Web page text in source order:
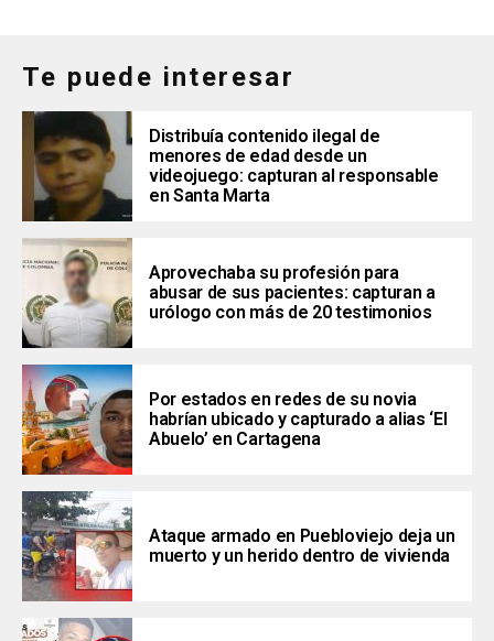
Te puede interesar
Distribuía contenido ilegal de
menores de edad desde un
videojuego: capturan al responsable
en Santa Marta
Aprovechaba su profesión para
abusar de sus pacientes: capturan a
urólogo con más de 20 testimonios
Por estados en redes de su novia
habrían ubicado y capturado a alias ‘El
Abuelo’ en Cartagena
Ataque armado en Puebloviejo deja un
muerto y un herido dentro de vivienda